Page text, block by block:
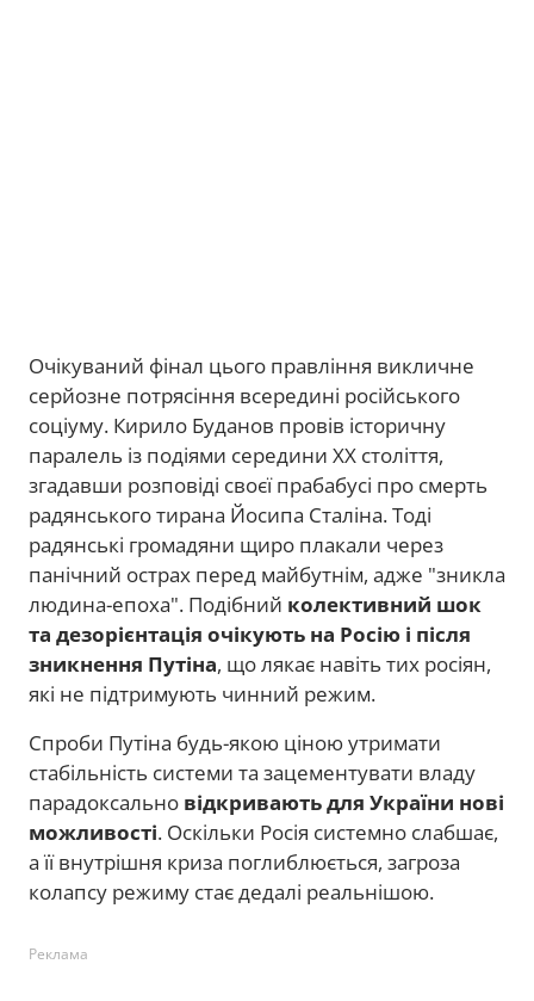
Очікуваний фінал цього правління викличне
серйозне потрясіння всередині російського
соціуму. Кирило Буданов провів історичну
паралель із подіями середини ХХ століття,
згадавши розповіді своєї прабабусі про смерть
радянського тирана Йосипа Сталіна. Тоді
радянські громадяни щиро плакали через
панічний острах перед майбутнім, адже "зникла
людина-епоха". Подібний колективний шок
та дезорієнтація очікують на Росію і після
зникнення Путіна, що лякає навіть тих росіян,
які не підтримують чинний режим.
Спроби Путіна будь-якою ціною утримати
стабільність системи та зацементувати владу
парадоксально відкривають для України нові
можливості. Оскільки Росія системно слабшає,
а її внутрішня криза поглиблюється, загроза
колапсу режиму стає дедалі реальнішою.
Реклама